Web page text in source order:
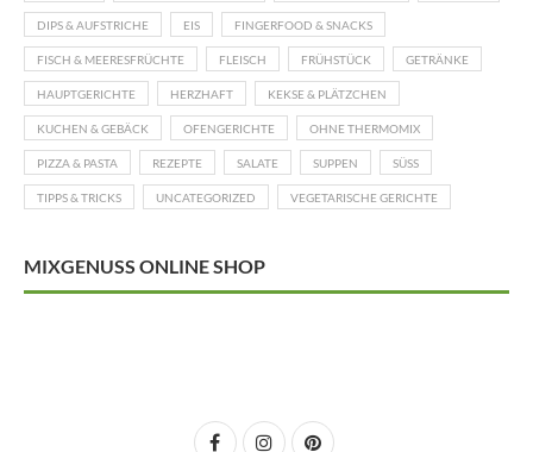
DIPS & AUFSTRICHE EIS FINGERFOOD & SNACKS
FISCH & MEERESFRÜCHTE FLEISCH FRÜHSTÜCK GETRÄNKE
HAUPTGERICHTE HERZHAFT KEKSE & PLÄTZCHEN
KUCHEN & GEBÄCK OFENGERICHTE OHNE THERMOMIX
PIZZA & PASTA REZEPTE SALATE SUPPEN SÜSS
TIPPS & TRICKS UNCATEGORIZED VEGETARISCHE GERICHTE
MIXGENUSS ONLINE SHOP